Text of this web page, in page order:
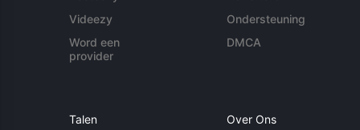
Videezy
Word een
provider
Ondersteuning
DMCA
Talen Over Ons